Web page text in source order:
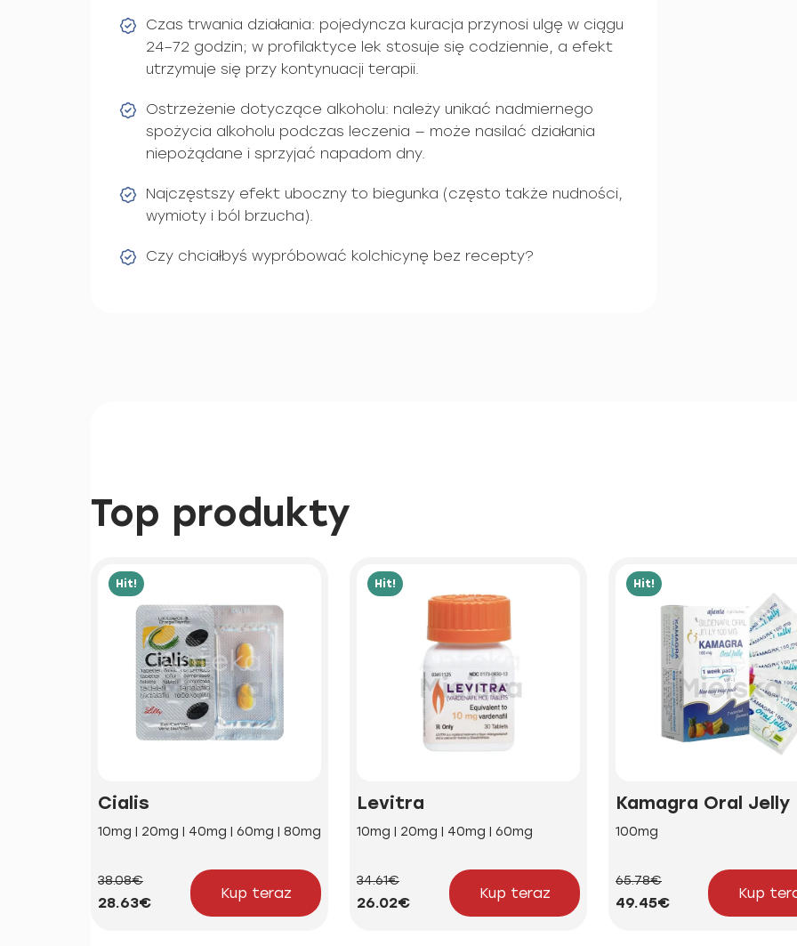
Czas trwania działania: pojedyncza kuracja przynosi ulgę w ciągu
24–72 godzin; w profilaktyce lek stosuje się codziennie, a efekt
utrzymuje się przy kontynuacji terapii.
Ostrzeżenie dotyczące alkoholu: należy unikać nadmiernego
spożycia alkoholu podczas leczenia — może nasilać działania
niepożądane i sprzyjać napadom dny.
Najczęstszy efekt uboczny to biegunka (często także nudności,
wymioty i ból brzucha).
Czy chciałbyś wypróbować kolchicynę bez recepty?
Top produkty
Hit!
Cialis
10mg | 20mg | 40mg | 60mg | 80mg
38.08€
28.63€
Kup teraz
Hit!
Levitra
10mg | 20mg | 40mg | 60mg
34.61€
26.02€
Kup teraz
Hit!
Kamagra Oral Jelly
100mg
65.78€
49.45€
Kup